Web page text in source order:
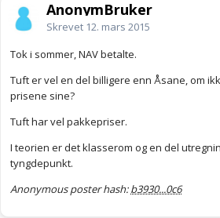
AnonymBruker
Skrevet 12. mars 2015
Tok i sommer, NAV betalte.
Tuft er vel en del billigere enn Åsane, om
prisene sine?
Tuft har vel pakkepriser.
I teorien er det klasserom og en del
tyngdepunkt.
Anonymous poster hash:b3930...0c6